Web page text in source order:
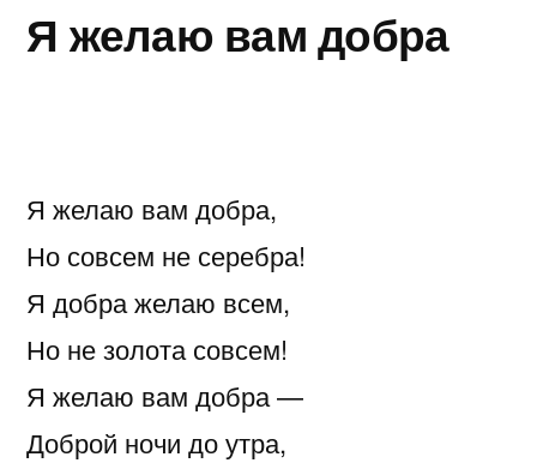
Я желаю вам добра
Я желаю вам добра,
Но совсем не серебра!
Я добра желаю всем,
Но не золота совсем!
Я желаю вам добра —
Доброй ночи до утра,